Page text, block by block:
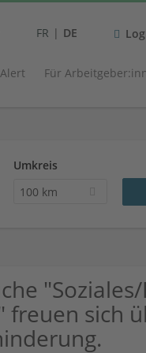
FR DE
Für
Umkreis
100 km
freuen sich